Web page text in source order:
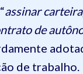
assinar
de
de trabalho.